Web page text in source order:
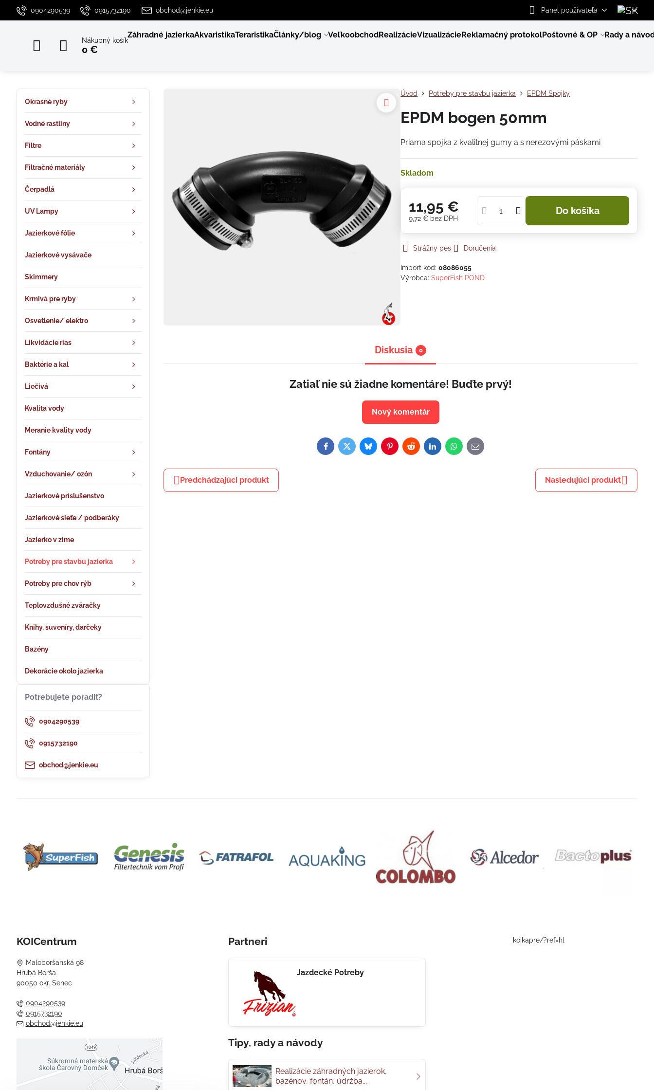
0904290539 0915732190 obchod@jenkie.eu Panel používateľa
Nákupný košík
0 €
Záhradné jazierkaAkvaristikaTeraristikaČlánky/blog VeľkoobchodRealizácieVizualizácieReklamačný protokolPoštovné & OP Rady a
Úvod Potreby pre stavbu jazierka EPDM Spojky
EPDM bogen 50mm
Priama spojka z kvalitnej gumy a s nerezovými páskami
Skladom
11,95 €
9,72 € bez DPH
Do košíka
Strážny pes Doručenia
Import kód:08086055
Výrobca:SuperFish POND
Diskusia 0
Zatiaľ nie sú žiadne komentáre! Buďte prvý!
Nový komentár
Facebook
TwitterBlueskyPinterestRedditLinkedInWhatsApp
E-
mail
Predchádzajúci produkt Nasledujúci produkt
Okrasné ryby
Vodné rastliny
Filtre
Filtračné materiály
Čerpadlá
UV Lampy
Jazierkové fólie
Jazierkové vysávače
Skimmery
Krmivá pre ryby
Osvetlenie/ elektro
Likvidácie rias
Baktérie a kal
Liečivá
Kvalita vody
Meranie kvality vody
Fontány
Vzduchovanie/ ozón
Jazierkové príslušenstvo
Jazierkové sieťe / podberáky
Jazierko v zime
Potreby pre stavbu jazierka
Potreby pre chov rýb
Teplovzdušné zváračky
Knihy, suveníry, darčeky
Bazény
Dekorácie okolo jazierka
Potrebujete poradiť?
0904290539
0915732190
obchod@jenkie.eu
KOICentrum
Maloboršanská 98
Hrubá Borša
90050 okr. Senec
0904290539
0915732190
obchod@jenkie.eu
Externý obsah je blokovaný
Voľbami súkromia
Partneri
Jazdecké Potreby
Tipy, rady a návody
Realizácie záhradných jazierok,
bazénov, fontán, údržba...
koikapre/?ref=hl